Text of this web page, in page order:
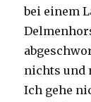
bei einem
nichts und
Ich gehe